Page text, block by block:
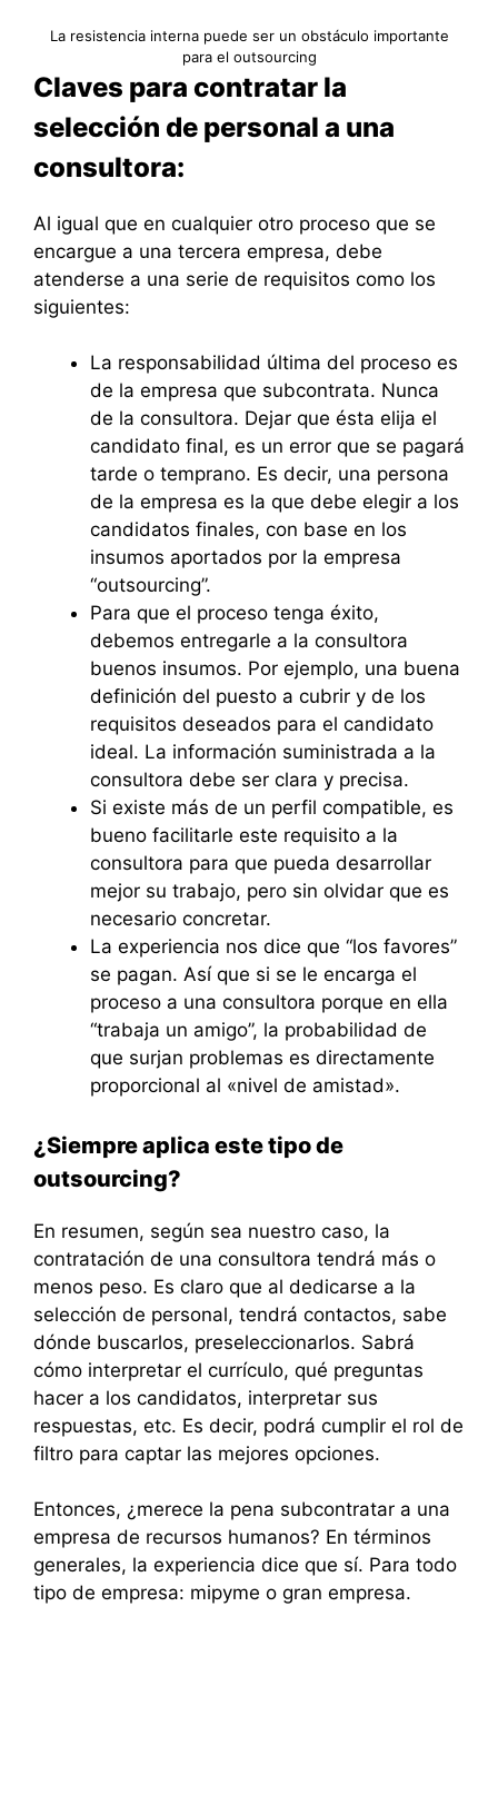
La resistencia interna puede ser un obstáculo importante
para el outsourcing
Claves para contratar la
selección de personal a una
consultora:
Al igual que en cualquier otro proceso que se
encargue a una tercera empresa, debe
atenderse a una serie de requisitos como los
siguientes:
La responsabilidad última del proceso es
de la empresa que subcontrata. Nunca
de la consultora. Dejar que ésta elija el
candidato final, es un error que se pagará
tarde o temprano. Es decir, una persona
de la empresa es la que debe elegir a los
candidatos finales, con base en los
insumos aportados por la empresa
“outsourcing”.
Para que el proceso tenga éxito,
debemos entregarle a la consultora
buenos insumos. Por ejemplo, una buena
definición del puesto a cubrir y de los
requisitos deseados para el candidato
ideal. La información suministrada a la
consultora debe ser clara y precisa.
Si existe más de un perfil compatible, es
bueno facilitarle este requisito a la
consultora para que pueda desarrollar
mejor su trabajo, pero sin olvidar que es
necesario concretar.
La experiencia nos dice que “los favores”
se pagan. Así que si se le encarga el
proceso a una consultora porque en ella
“trabaja un amigo”, la probabilidad de
que surjan problemas es directamente
proporcional al «nivel de amistad».
¿Siempre aplica este tipo de
outsourcing?
En resumen, según sea nuestro caso, la
contratación de una consultora tendrá más o
menos peso. Es claro que al dedicarse a la
selección de personal, tendrá contactos, sabe
dónde buscarlos, preseleccionarlos. Sabrá
cómo interpretar el currículo, qué preguntas
hacer a los candidatos, interpretar sus
respuestas, etc. Es decir, podrá cumplir el rol de
filtro para captar las mejores opciones.
Entonces, ¿merece la pena subcontratar a una
empresa de recursos humanos? En términos
generales, la experiencia dice que sí. Para todo
tipo de empresa: mipyme o gran empresa.